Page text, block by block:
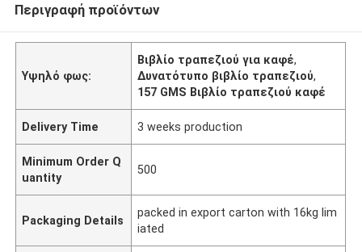
Περιγραφή προϊόντων
Υψηλό φως:
Βιβλίο τραπεζιού για καφέ,
Δυνατότυπο βιβλίο τραπεζιού,
157 GMS Βιβλίο τραπεζιού καφέ
Delivery Time 3 weeks production
Minimum Order Q
uantity
500
Packaging Details
packed in export carton with 16kg lim
iated